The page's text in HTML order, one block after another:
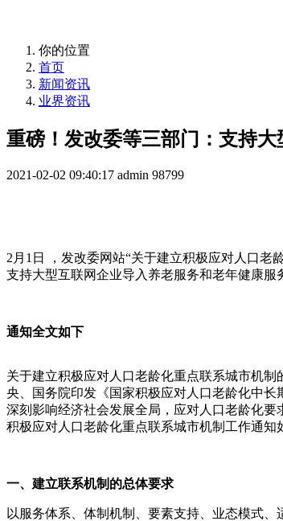
你的位置
首页
新闻资讯
业界资讯
重磅！发改委等三部门：支持
2021-02-02 09:40:17 admin 98799
2月1日 ，发改委网站“关于建立积极应对人口老
支持大型互联网企业导入养老服务和老年健康服
通知全文如下
关于建立积极应对人口老龄化重点联系城市机
央、国务院印发《国家积极应对人口老龄化中
深刻影响经济社会发展全局，应对人口老龄化
积极应对人口老龄化重点联系城市机制工作通知
一、 建立联系机制的总体要求
以服务体系、体制机制、要素支持、业态模式